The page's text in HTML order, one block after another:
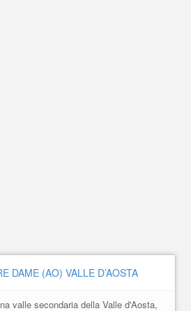
DAME (AO) VALLE D’AOSTA
valle secondaria della Valle d'Aosta,